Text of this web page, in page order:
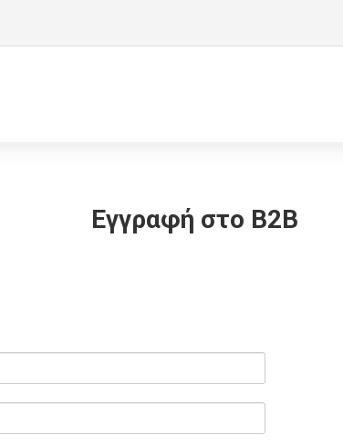
Εγγραφή στο B2B